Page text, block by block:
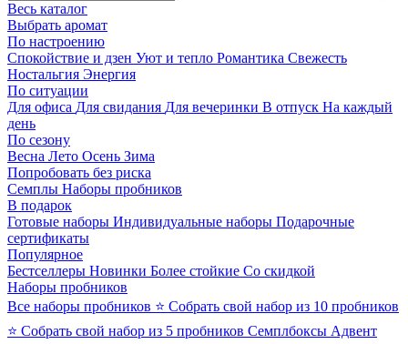
Весь каталог
Выбрать аромат
По настроению
Спокойствие и дзен Уют и тепло Романтика Свежесть
Ностальгия Энергия
По ситуации
Для офиса Для свидания Для вечеринки В отпуск На каждый
день
По сезону
Весна Лето Осень Зима
Попробовать без риска
Семплы Наборы пробников
В подарок
Готовые наборы Индивидуальные наборы Подарочные
сертификаты
Популярное
Бестселлеры Новинки Более стойкие Со скидкой
Наборы пробников
Все наборы пробников ⭐ Собрать свой набор из 10 пробников
⭐ Собрать свой набор из 5 пробников Семплбоксы Адвент